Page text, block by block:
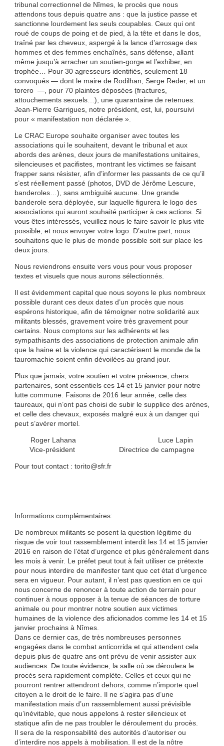
tribunal correctionnel de Nîmes, le procès que nous
attendons tous depuis quatre ans : que la justice passe et
sanctionne lourdement les seuls coupables. Ceux qui ont
roué de coups de poing et de pied, à la tête et dans le dos,
traîné par les cheveux, aspergé à la lance d’arrosage des
hommes et des femmes enchaînés, sans défense, allant
même jusqu’à arracher un soutien-gorge et l’exhiber, en
trophée… Pour 30 agresseurs identifiés, seulement 18
convoqués — dont le maire de Rodilhan, Serge Reder, et un
torero —, pour 70 plaintes déposées (fractures,
attouchements sexuels…), une quarantaine de retenues.
Jean-Pierre Garrigues, notre président, est, lui, poursuivi
pour « manifestation non déclarée ».
Le CRAC Europe souhaite organiser avec toutes les
associations qui le souhaitent, devant le tribunal et aux
abords des arènes, deux jours de manifestations unitaires,
silencieuses et pacifistes, montrant les victimes se faisant
frapper sans résister, afin d’informer les passants de ce qu’il
s’est réellement passé (photos, DVD de Jérôme Lescure,
banderoles…), sans ambiguïté aucune. Une grande
banderole sera déployée, sur laquelle figurera le logo des
associations qui auront souhaité participer à ces actions. Si
vous êtes intéressés, veuillez nous le faire savoir le plus vite
possible, et nous envoyer votre logo. D’autre part, nous
souhaitons que le plus de monde possible soit sur place les
deux jours.
Nous reviendrons ensuite vers vous pour vous proposer
textes et visuels que nous aurons sélectionnés.
Il est évidemment capital que nous soyons le plus nombreux
possible durant ces deux dates d’un procès que nous
espérons historique, afin de témoigner notre solidarité aux
militants blessés, gravement voire très gravement pour
certains. Nous comptons sur les adhérents et les
sympathisants des associations de protection animale afin
que la haine et la violence qui caractérisent le monde de la
tauromachie soient enfin dévoilées au grand jour.
Plus que jamais, votre soutien et votre présence, chers
partenaires, sont essentiels ces 14 et 15 janvier pour notre
lutte commune. Faisons de 2016 leur année, celle des
taureaux, qui n’ont pas choisi de subir le supplice des arènes,
et celle des chevaux, exposés malgré eux à un danger qui
peut s’avérer mortel.
Roger Lahana Luce Lapin
Vice-président Directrice de campagne
Pour tout contact : torito@sfr.fr
Informations complémentaires:
De nombreux militants se posent la question légitime du
risque de voir tout rassemblement interdit les 14 et 15 janvier
2016 en raison de l’état d’urgence et plus généralement dans
les mois à venir. Le préfet peut tout à fait utiliser ce prétexte
pour nous interdire de manifester tant que cet état d’urgence
sera en vigueur. Pour autant, il n’est pas question en ce qui
nous concerne de renoncer à toute action de terrain pour
continuer à nous opposer à la tenue de séances de torture
animale ou pour montrer notre soutien aux victimes
humaines de la violence des aficionados comme les 14 et 15
janvier prochains à Nîmes.
Dans ce dernier cas, de très nombreuses personnes
engagées dans le combat anticorrida et qui attendent cela
depuis plus de quatre ans ont prévu de venir assister aux
audiences. De toute évidence, la salle où se déroulera le
procès sera rapidement complète. Celles et ceux qui ne
pourront rentrer attendront dehors, comme n’importe quel
citoyen a le droit de le faire. Il ne s’agira pas d’une
manifestation mais d’un rassemblement aussi prévisible
qu’inévitable, que nous appelons à rester silencieux et
statique afin de ne pas troubler le déroulement du procès.
Il sera de la responsabilité des autorités d’autoriser ou
d’interdire nos appels à mobilisation. Il est de la nôtre